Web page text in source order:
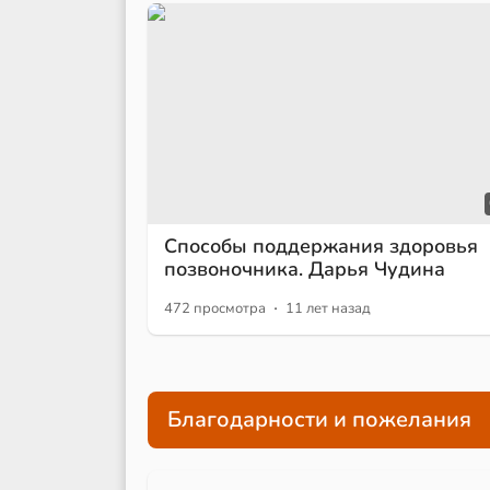
Способы поддержания здоровья
позвоночника. Дарья Чудина
472 просмотра · 11 лет назад
Благодарности и пожелания